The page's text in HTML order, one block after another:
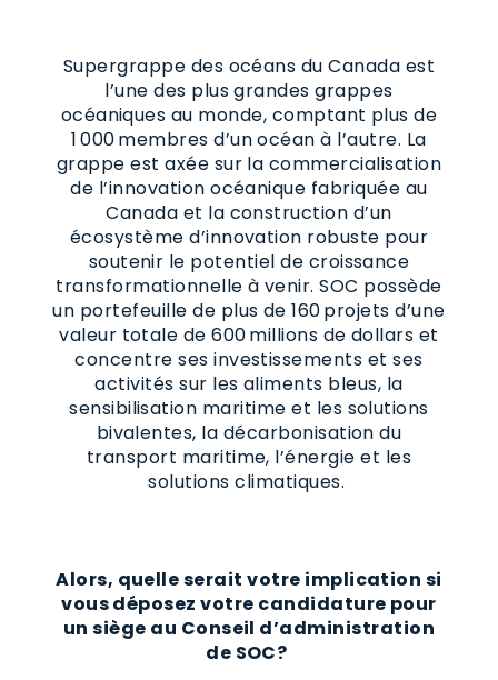
Supergrappe des océans du Canada est
l’une des plus grandes grappes
océaniques au monde, comptant plus de
1 000 membres d’un océan à l’autre. La
grappe est axée sur la commercialisation
de l’innovation océanique fabriquée au
Canada et la construction d’un
écosystème d’innovation robuste pour
soutenir le potentiel de croissance
transformationnelle à venir. SOC possède
un portefeuille de plus de 160 projets d’une
valeur totale de 600 millions de dollars et
concentre ses investissements et ses
activités sur les aliments bleus, la
sensibilisation maritime et les solutions
bivalentes, la décarbonisation du
transport maritime, l’énergie et les
solutions climatiques.
Alors, quelle serait votre implication si
vous déposez votre candidature pour
un siège au Conseil d’administration
de SOC?